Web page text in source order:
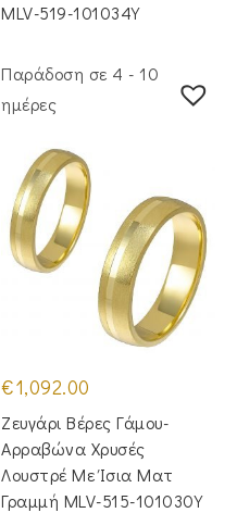
MLV-519-101034Y
Παράδοση σε 4 - 10
ημέρες
€1,092.00
Ζευγάρι Βέρες Γάμου-
Αρραβώνα Χρυσές
Λουστρέ Με Ίσια Ματ
Γραμμή MLV-515-101030Y